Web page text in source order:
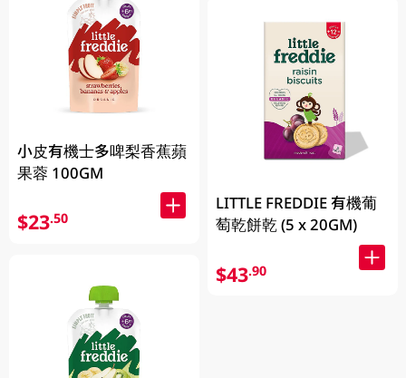
小皮有機士多啤梨香蕉蘋
果蓉 100GM
$23.50
LITTLE FREDDIE 有機葡
萄乾餅乾 (5 x 20GM)
$43.90